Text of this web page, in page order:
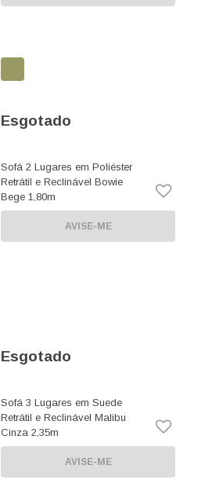
Esgotado
Sofá 2 Lugares em Poliéster
Retrátil e Reclinável Bowie
Bege 1,80m
AVISE-ME
Esgotado
Sofá 3 Lugares em Suede
Retrátil e Reclinável Malibu
Cinza 2,35m
AVISE-ME